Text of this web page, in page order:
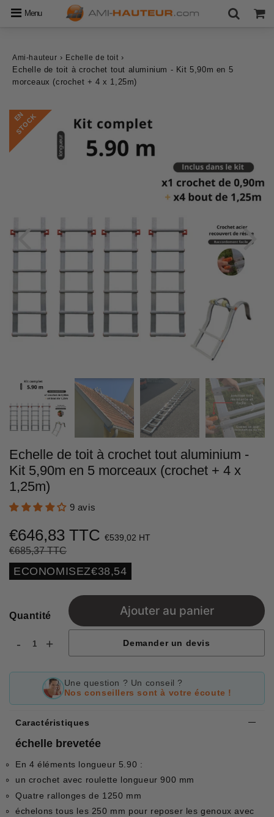
Menu
Ami-hauteur › Echelle de toit ›
Echelle de toit à crochet tout aluminium - Kit 5,90m en 5
morceaux (crochet + 4 x 1,25m)
E
N
S
T
O
C
K
Echelle de toit à crochet tout aluminium -
Kit 5,90m en 5 morceaux (crochet + 4 x
1,25m)
9 avis
€646,83 TTC €539,02 HT
€685,37 TTC
régulier
réduit
Unit
price
ECONOMISEZ€38,54
Quantité
- +
Ajouter au panier
Demander un devis
Une question ? Un conseil ?
Nos conseillers sont à votre écoute !
Caractéristiques
échelle brevetée
En 4 éléments longueur 5.90 :
un crochet avec roulette longueur 900 mm
Quatre rallonges de 1250 mm
échelons tous les 250 mm pour reposer les genoux avec